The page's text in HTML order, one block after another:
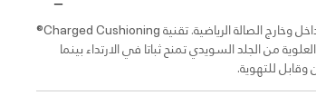
تم تصميم هذه الأحذية للتدريب داخل وخارج الصالة الرياضية. تقنية Charged Cushioning®
من الجلد السويدي تمنح ثباتا في الارتداء بينما
للتهوية.